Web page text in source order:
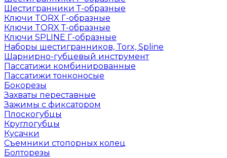
Шестигранники Т-образные
Ключи TORX Г-образные
Ключи TORX Т-образные
Ключи SPLINE Г-образные
Наборы шестигранников, Torx, Spline
Шарнирно-губцевый инструмент
Пассатижи комбинированные
Пассатижи тонконосые
Бокорезы
Захваты переставные
Зажимы с фиксатором
Плоскогубцы
Круглогубцы
Кусачки
Съемники стопорных колец
Болторезы